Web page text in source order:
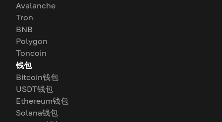
Avalanche
Tron
BNB
Polygon
Toncoin
钱包
Bitcoin钱包
USDT钱包
Ethereum钱包
Solana钱包